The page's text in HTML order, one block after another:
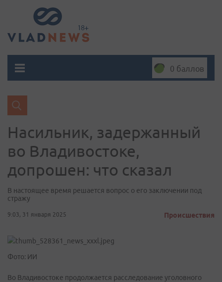
0 баллов
Насильник, задержанный
во Владивостоке,
допрошен: что сказал
В настоящее время решается вопрос о его заключении под
стражу
9:03, 31 января 2025 Происшествия
Фото: ИИ
Во Владивостоке продолжается расследование уголовного